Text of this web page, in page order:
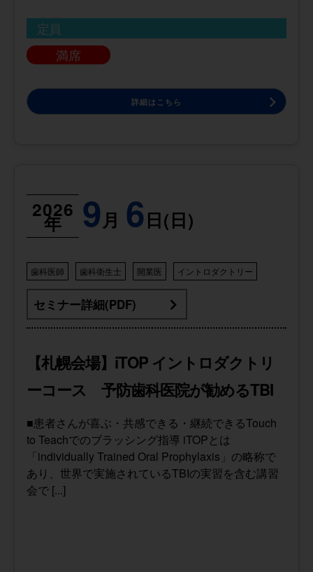
定員
満席
詳細はこちら
2026
年 9月 6日(日)
歯科医師 歯科衛生士 開業医 イントロダクトリー
セミナー詳細(PDF)
【札幌会場】iTOP イントロダクトリ
ーコース 予防歯科医院が勧めるTBI
■患者さんが喜ぶ・共感できる・継続できるTouch
to Teachでのブラッシング指導 iTOPとは
「individually Trained Oral Prophylaxis」の略称で
あり、世界で実施されているTBIの実習を含む講習
会で [...]